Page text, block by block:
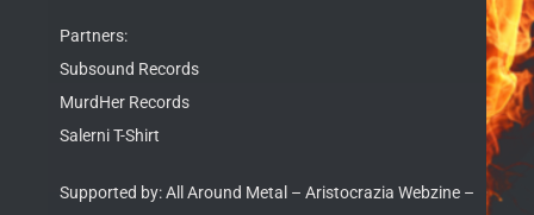
Partners:
Subsound Records
MurdHer Records
Salerni T-Shirt
Supported by: All Around Metal – Aristocrazia Webzine –